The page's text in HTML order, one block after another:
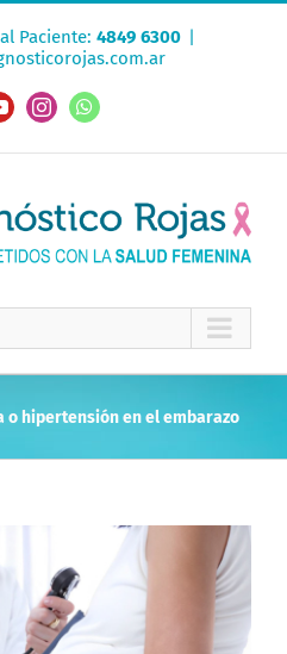
Paciente: 4849 6300 |
InstagramWhatsApp
o hipertensión en el embarazo